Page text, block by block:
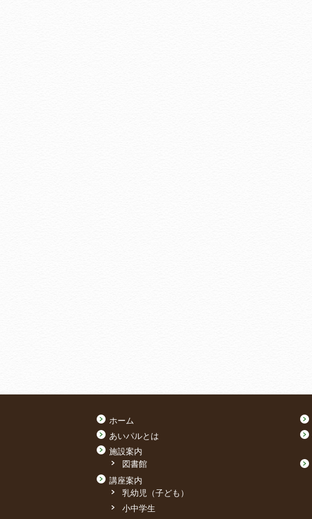
ホーム
あいパルとは
施設案内
図書館
講座案内
乳幼児（子ども）
小中学生